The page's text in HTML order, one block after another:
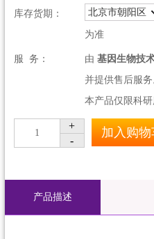
库存货期： 北京市朝阳区
为准
服 务： 由 基因生物技
并提供售后服务
本产品仅限科研
1
+
-
加入购物
产品描述